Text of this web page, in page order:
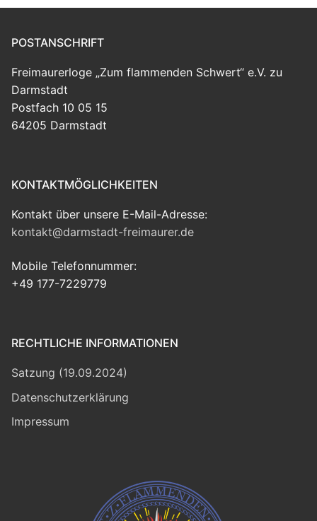
POSTANSCHRIFT
Freimaurerloge „Zum flammenden Schwert“ e.V. zu
Darmstadt
Postfach 10 05 15
64205 Darmstadt
KONTAKTMÖGLICHKEITEN
Kontakt über unsere E-Mail-Adresse:
kontakt@darmstadt-freimaurer.de
Mobile Telefonnummer:
+49 177-7229779
RECHTLICHE INFORMATIONEN
Satzung (19.09.2024)
Datenschutzerklärung
Impressum